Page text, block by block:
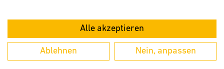
Verl_in_den_1970er_Jahren_-
_1975.pdf
Alle akzeptieren
Ablehnen Nein, anpassen